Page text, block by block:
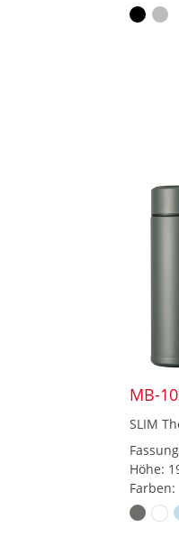
MB-
SLIM
Höhe:
Farben: